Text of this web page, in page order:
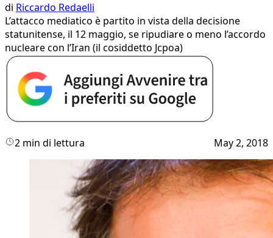
di Riccardo Redaelli
L’attacco mediatico è partito in vista della decisione
statunitense, il 12 maggio, se ripudiare o meno l’accordo
nucleare con l’Iran (il cosiddetto Jcpoa)
2 min di lettura May 2, 2018